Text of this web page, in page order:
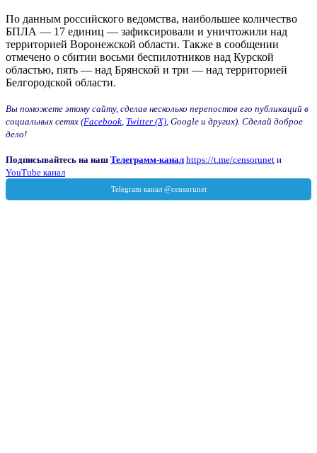
По данным российского ведомства, наибольшее количество
БПЛА — 17 единиц — зафиксировали и уничтожили над
территорией Воронежской области. Также в сообщении
отмечено о сбитии восьми беспилотников над Курской
областью, пять — над Брянской и три — над территорией
Белгородской области.
Вы поможете этому сайту, сделав несколько перепостов его публикаций в
социальных сетях (Facebook Twitter (X) , Google и других). Сделай доброе
дело!
Подписывайтесь на наш Телеграмм-канал https://t.me/censorunet и
YouTube канал